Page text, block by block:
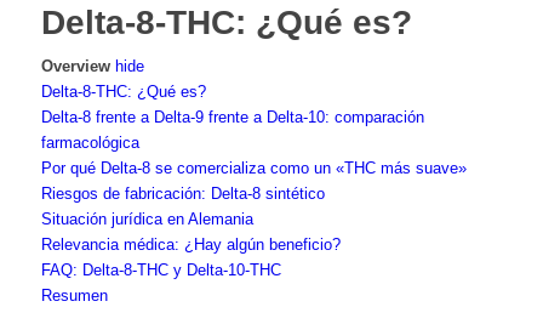
Delta-8-THC: ¿Qué es?
Overview hide
Delta-8-THC: ¿Qué es?
Delta-8 frente a Delta-9 frente a Delta-10: comparación
farmacológica
Por qué Delta-8 se comercializa como un «THC más suave»
Riesgos de fabricación: Delta-8 sintético
Situación jurídica en Alemania
Relevancia médica: ¿Hay algún beneficio?
FAQ: Delta-8-THC y Delta-10-THC
Resumen